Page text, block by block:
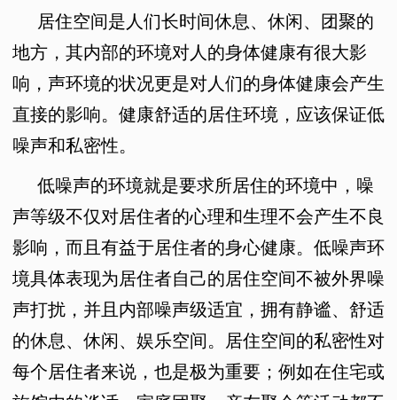
居住空间是人们长时间休息、休闲、团聚的
地方，其内部的环境对人的身体健康有很大影
响，声环境的状况更是对人们的身体健康会产生
直接的影响。健康舒适的居住环境，应该保证低
噪声和私密性。
低噪声的环境就是要求所居住的环境中，噪
声等级不仅对居住者的心理和生理不会产生不良
影响，而且有益于居住者的身心健康。低噪声环
境具体表现为居住者自己的居住空间不被外界噪
声打扰，并且内部噪声级适宜，拥有静谧、舒适
的休息、休闲、娱乐空间。居住空间的私密性对
每个居住者来说，也是极为重要；例如在住宅或